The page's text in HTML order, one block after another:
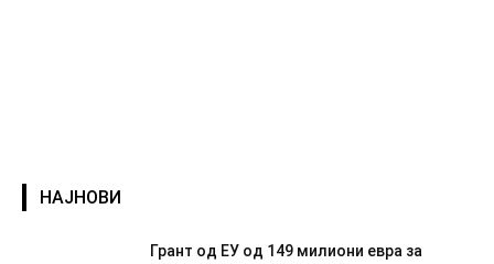
НАЈНОВИ
Грант од ЕУ од 149 милиони евра за